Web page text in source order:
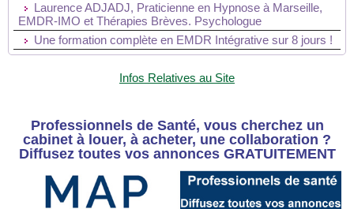
Laurence ADJADJ, Praticienne en Hypnose à Marseille,
EMDR-IMO et Thérapies Brèves. Psychologue
Une formation complète en EMDR Intégrative sur 8 jours !
Infos Relatives au Site
Professionnels de Santé, vous cherchez un
cabinet à louer, à acheter, une collaboration ?
Diffusez toutes vos annonces GRATUITEMENT